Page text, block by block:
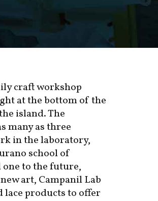
craft workshop
at the bottom of the
island. The
many as three
in the laboratory,
school of
to the future,
art, Campanil Lab
lace products to offer